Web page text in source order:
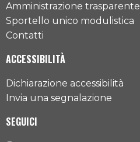
Amministrazione trasparente
Sportello unico modulistica
Contatti
ACCESSIBILITÀ
Dichiarazione accessibilità
Invia una segnalazione
SEGUICI